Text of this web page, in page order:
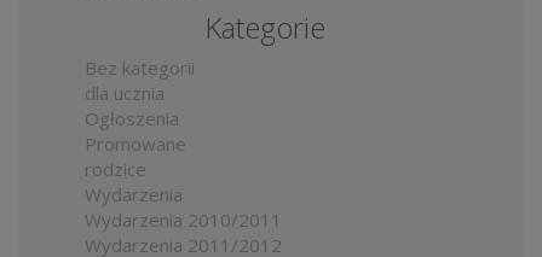
Kategorie
Bez kategorii
dla ucznia
Ogłoszenia
Promowane
rodzice
Wydarzenia
Wydarzenia 2010/2011
Wydarzenia 2011/2012